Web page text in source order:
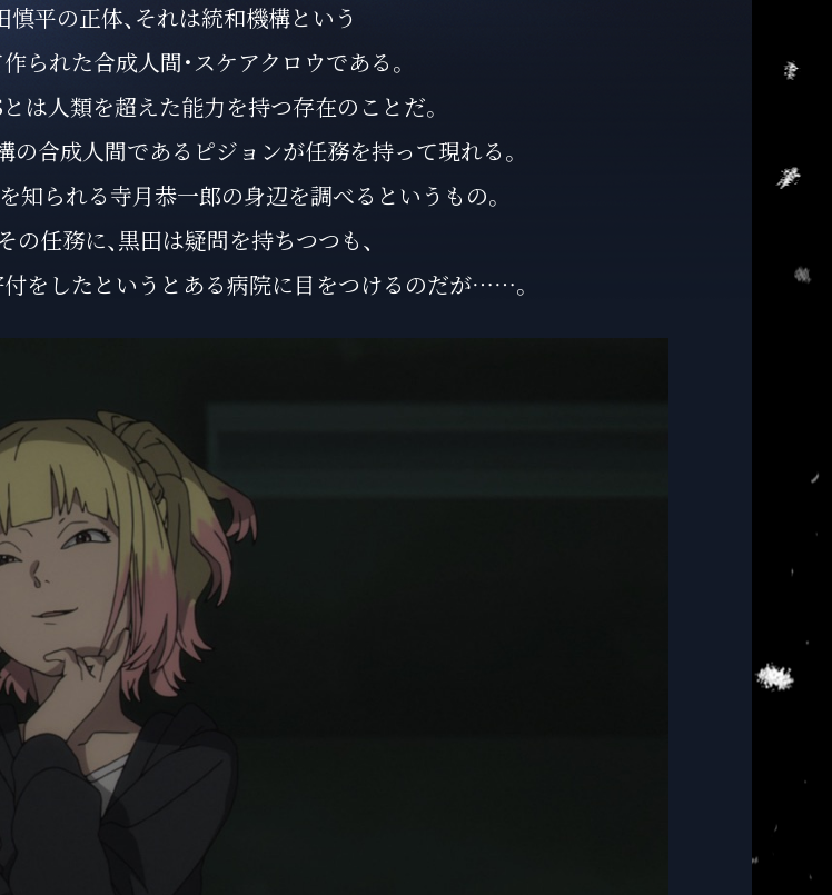
平の正体、それは統和機構という
られた合成人間・スケアクロウである。
は人類を超えた能力を持つ存在のことだ。
の合成人間であるピジョンが任務を持って現れる。
知られる寺月恭一郎の身辺を調べるというもの。
の任務に、黒田は疑問を持ちつつも、
をしたというとある病院に目をつけるのだが……。